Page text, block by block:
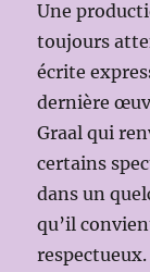
Une
toujours
écrite
dernière
Graal qui
certains
dans un
qu’il